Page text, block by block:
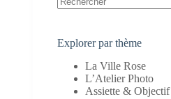
Explorer par thème
La Ville Rose
L’Atelier Photo
Assiette & Objectif